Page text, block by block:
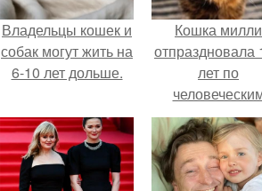
Владельцы кошек и
собак могут жить на
6-10 лет дольше.
Кошка милли
отпраздновала
лет по
Меркам и
претендует
звание
старой в